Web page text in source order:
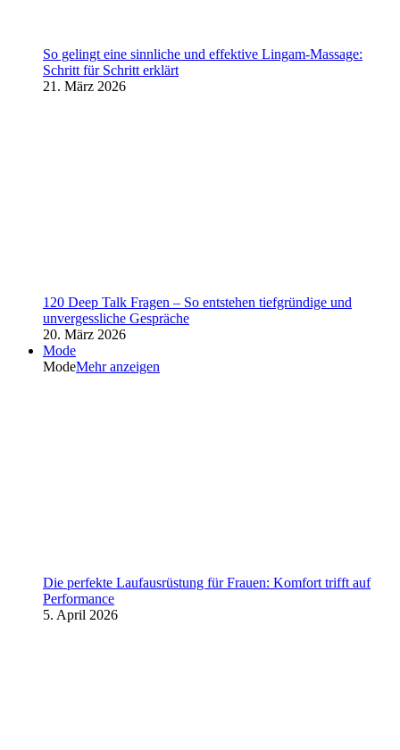
So gelingt eine sinnliche und effektive Lingam-Massage:
Schritt für Schritt erklärt
21. März 2026
120 Deep Talk Fragen – So entstehen tiefgründige und
unvergessliche Gespräche
20. März 2026
Mode
ModeMehr anzeigen
Die perfekte Laufausrüstung für Frauen: Komfort trifft auf
Performance
5. April 2026